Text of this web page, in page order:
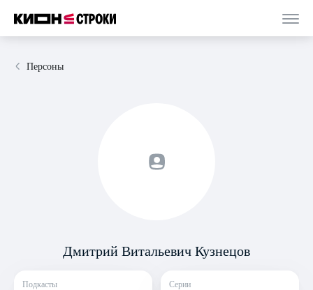
Персоны
Дмитрий Витальевич Кузнецов
Подкасты Серии